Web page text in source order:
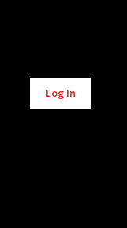
Log In